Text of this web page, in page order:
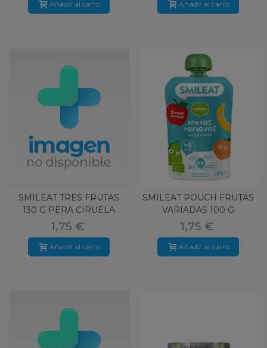
Añadir al carro Añadir al carro
SMILEAT TRES FRUTAS
130 G PERA CIRUELA
PLATANO
1,75 €
Añadir al carro
SMILEAT POUCH FRUTAS
VARIADAS 100 G
1,75 €
Añadir al carro